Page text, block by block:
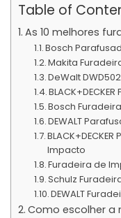
Table of
As 10 melhores
Bosch
Makita
DeWalt
Bosch
DEWALT
Impacto
Furadeira de
Schulz
DEWALT
Como escolher a